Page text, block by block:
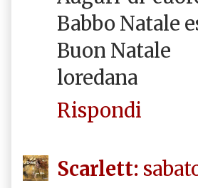
Babbo Natale
Buon Natale
loredana
Rispondi
Scarlett: